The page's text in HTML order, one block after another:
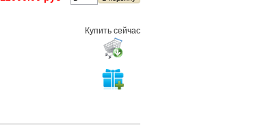
Купить сейчас